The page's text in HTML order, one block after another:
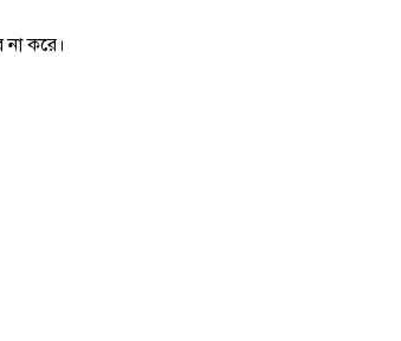
করে।